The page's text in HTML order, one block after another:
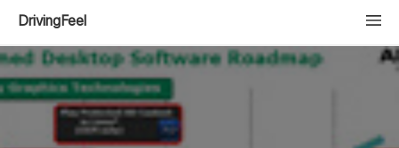
DrivingFeel